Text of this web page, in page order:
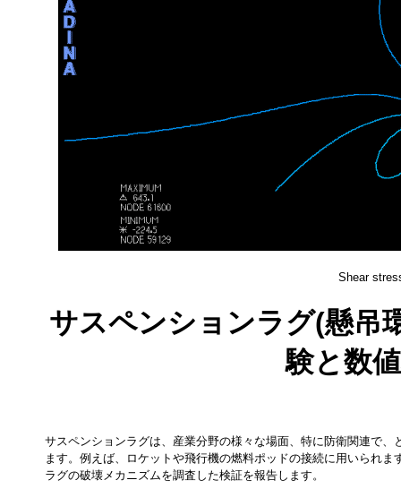
Shear
サスペンションラグ(懸吊
験と数
サスペンションラグは、産業分野の様々な場面、特に防衛関連で
ます。例えば、ロケットや飛行機の燃料ポッドの接続に用いられ
ラグの破壊メカニズムを調査した検証を報告します。